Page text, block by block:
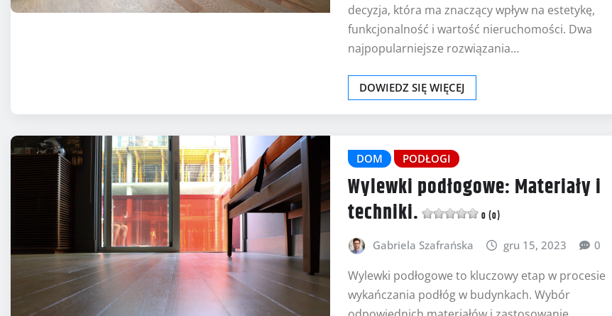
decyzja, która ma znaczący wpływ na estetykę,
funkcjonalność i wartość nieruchomości. Dwa
najpopularniejsze rozwiązania…
DOWIEDZ SIĘ WIĘCEJ
DOM PODŁOGI
Wylewki podłogowe: Materiały i
techniki.
0 (0)
Gabriela Szafrańska gru 15, 2023 0
Wylewki podłogowe to kluczowy etap w procesie
wykańczania podłóg w budynkach. Wybór